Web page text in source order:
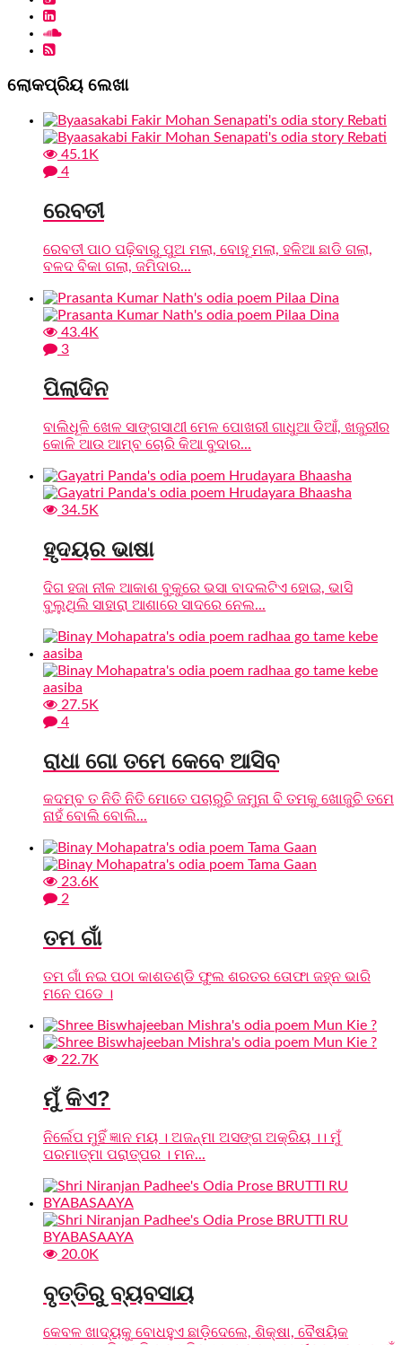
ଲୋକପ୍ରିୟ ଲେଖା
45.1K
4
ରେବତୀ
ରେବତୀ ପାଠ ପଢ଼ିବାରୁ ପୁଅ ମଲା, ବୋହୂ ମଲା, ହଳିଆ ଛାଡି ଗଲା,
ବଳଦ ବିକା ଗଲା, ଜମିଦାର...
43.4K
3
ପିଲାଦିନ
ବାଲିଧୂଳି ଖେଳ ସାଙ୍ଗସାଥୀ ମେଳ ପୋଖରୀ ଗାଧୁଆ ଡିଆଁ, ଖଜୁରୀର
କୋଳି ଆଉ ଆମ୍ବ ଚୋରି କିଆ ବୁଦାର...
34.5K
ହୃଦୟର ଭାଷା
ଦିଗ ହଜା ନୀଳ ଆକାଶ ବୁକୁରେ ଭସା ବାଦଲଟିଏ ହୋଇ, ଭାସି
ବୁଲୁଥିଲି ସାହାରା ଆଶାରେ ସାଦରେ ନେଲ...
27.5K
4
ରାଧା ଗୋ ତମେ କେବେ ଆସିବ
କଦମ୍ବ ତ ନିତି ନିତି ମୋତେ ପଚାରୁଚି ଜମୁନା ବି ତମକୁ ଖୋଜୁଚି ତମେ
ନାହଁ ବୋଲି ବୋଲି...
23.6K
2
ତମ ଗାଁ
ତମ ଗାଁ ନଇ ପଠା କାଶତଣ୍ଡି ଫୁଲ ଶରତର ତୋଫା ଜହ୍ନ ଭାରି
ମନେ ପଡେ ।
22.7K
ମୁଁ କିଏ?
ନିର୍ଲେପ ମୁହିଁ ଜ୍ଞାନ ମୟ । ଅଜନ୍ମା ଅସଙ୍ଗ ଅକ୍ରିୟ ।। ମୁଁ
ପରମାତ୍ମା ପରାତ୍ପର । ମନ...
20.0K
ବୃତ୍ତିରୁ ବ୍ୟବସାୟ
କେବଳ ଖାଦ୍ୟକୁ ବୋଧହୁଏ ଛାଡ଼ିଦେଲେ, ଶିକ୍ଷା, ବୈଷୟିକ